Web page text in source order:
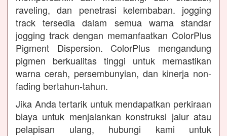
raveling, dan penetrasi kelembaban. jogging
track tersedia dalam semua warna standar
jogging track dengan memanfaatkan ColorPlus
Pigment Dispersion. ColorPlus mengandung
pigmen berkualitas tinggi untuk memastikan
warna cerah, persembunyian, dan kinerja non-
fading bertahun-tahun.
Jika Anda tertarik untuk mendapatkan perkiraan
biaya untuk menjalankan konstruksi jalur atau
pelapisan ulang, hubungi kami untuk